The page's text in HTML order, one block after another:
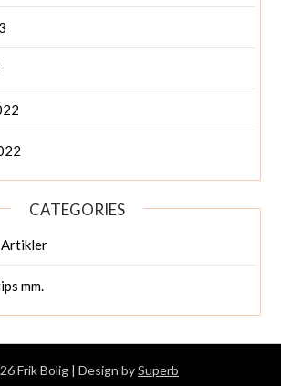
CATEGORIES
Artikler
mm.
Frik Bolig | Design bySuperb